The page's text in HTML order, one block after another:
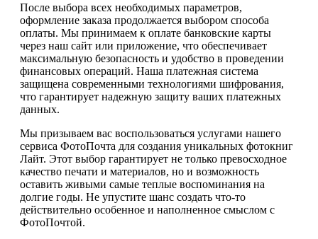
После выбора всех необходимых параметров,
оформление заказа продолжается выбором способа
оплаты. Мы принимаем к оплате банковские карты
через наш сайт или приложение, что обеспечивает
максимальную безопасность и удобство в проведении
финансовых операций. Наша платежная система
защищена современными технологиями шифрования,
что гарантирует надежную защиту ваших платежных
данных.
Мы призываем вас воспользоваться услугами нашего
сервиса ФотоПочта для создания уникальных фотокниг
Лайт. Этот выбор гарантирует не только превосходное
качество печати и материалов, но и возможность
оставить живыми самые теплые воспоминания на
долгие годы. Не упустите шанс создать что-то
действительно особенное и наполненное смыслом с
ФотоПочтой.